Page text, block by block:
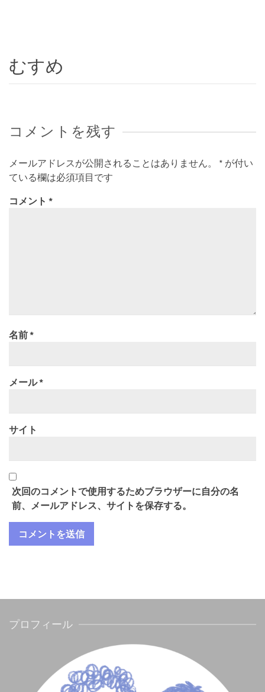
むすめ
コメントを残す
メールアドレスが公開されることはありません。 * が付い
ている欄は必須項目です
コメント *
名前*
メール*
サイト
次回のコメントで使用するためブラウザーに自分の名
前、メールアドレス、サイトを保存する。
プロフィール